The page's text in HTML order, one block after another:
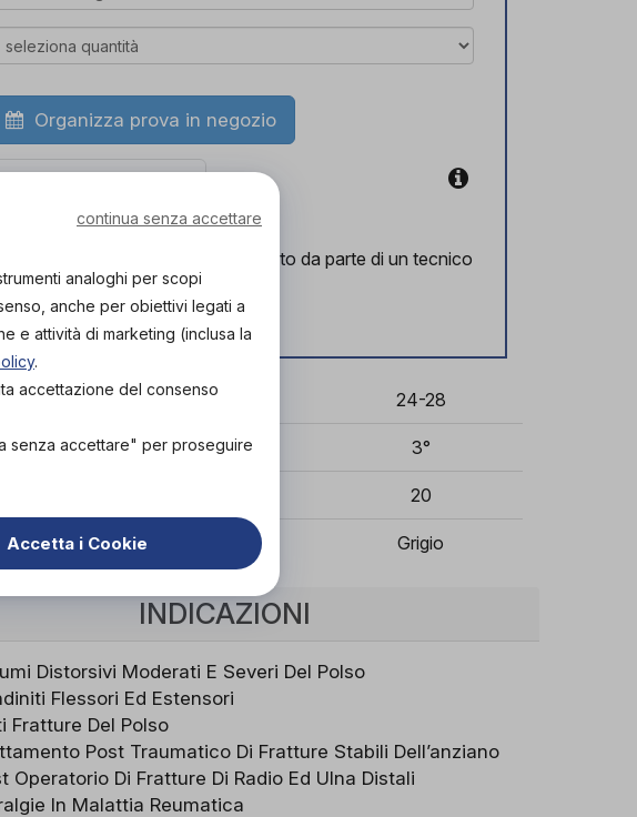
Organizza prova in negozio
per garantire il corretto supporto da parte di un tecnico
ortopedico specializzato.
Vieni in negozio!
14-18 19-23 24-28
1° 2° 3°
20
Grigio Grigio
INDICAZIONI
Distorsivi Moderati E Severi Del Polso
Flessori Ed Estensori
Fratture Del Polso
Post Traumatico Di Fratture Stabili Dell’anziano
Operatorio Di Fratture Di Radio Ed Ulna Distali
In Malattia Reumatica
continua senza accettare
analoghi per scopi
anche per obiettivi legati a
e attività di marketing (inclusa la
.
accettazione del consenso
senza accettare" per proseguire
Accetta i Cookie